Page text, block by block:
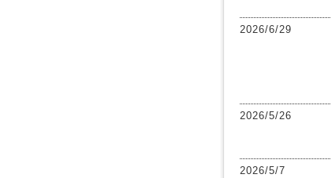
2026/6/29
2026/5/26
2026/5/7